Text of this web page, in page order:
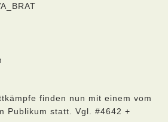
finden nun mit einem vom
Publikum statt. Vgl. #4642 +